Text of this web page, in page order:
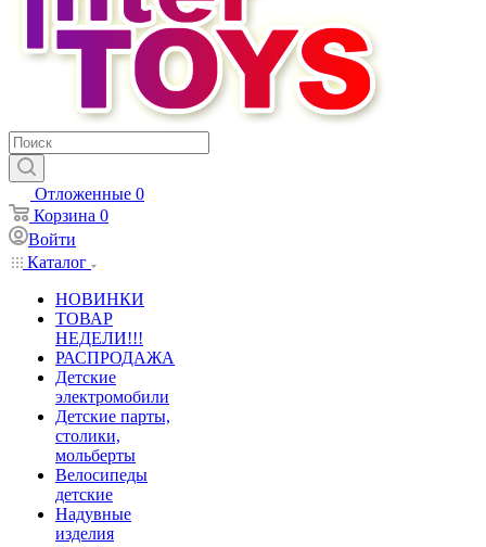
Отложенные 0
Корзина 0
Войти
Каталог
НОВИНКИ
ТОВАР
НЕДЕЛИ!!!
РАСПРОДАЖА
Детские
электромобили
Детские парты,
столики,
мольберты
Велосипеды
детские
Надувные
изделия